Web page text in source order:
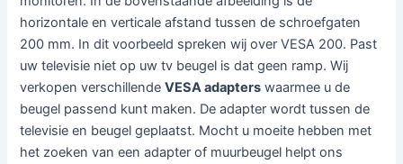
horizontale en verticale afstand tussen de schroefgaten
200 mm. In dit voorbeeld spreken wij over VESA 200. Past
uw televisie niet op uw tv beugel is dat geen ramp. Wij
verkopen verschillendeVESA adapters waarmee u de
beugel passend kunt maken. De adapter wordt tussen de
televisie en beugel geplaatst. Mocht u moeite hebben met
het zoeken van een adapter of muurbeugel helpt ons